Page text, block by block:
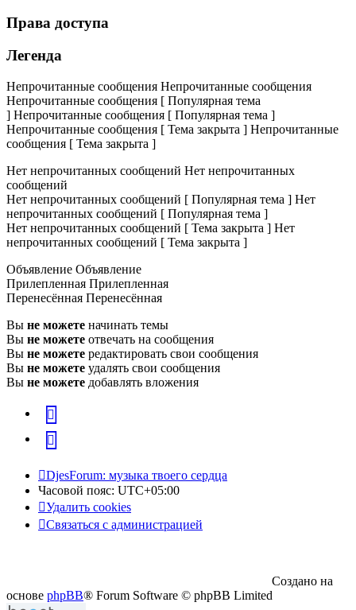
Права доступа
Легенда
Непрочитанные сообщения Непрочитанные сообщения
Непрочитанные сообщения [ Популярная тема
] Непрочитанные сообщения [ Популярная тема ]
Непрочитанные сообщения [ Тема закрыта ] Непрочитанные
сообщения [ Тема закрыта ]
Нет непрочитанных сообщений Нет непрочитанных
сообщений
Нет непрочитанных сообщений [ Популярная тема ] Нет
непрочитанных сообщений [ Популярная тема ]
Нет непрочитанных сообщений [ Тема закрыта ] Нет
непрочитанных сообщений [ Тема закрыта ]
Объявление Объявление
Прилепленная Прилепленная
Перенесённая Перенесённая
Вы не можете начинать темы
Вы не можете отвечать на сообщения
Вы не можете редактировать свои сообщения
Вы не можете удалять свои сообщения
Вы не можете добавлять вложения
vk
Telegram
DjesForum: музыка твоего сердца
Часовой пояс: UTC+05:00
Удалить cookies
Связаться с администрацией
Создано на
основе phpBB® Forum Software © phpBB Limited